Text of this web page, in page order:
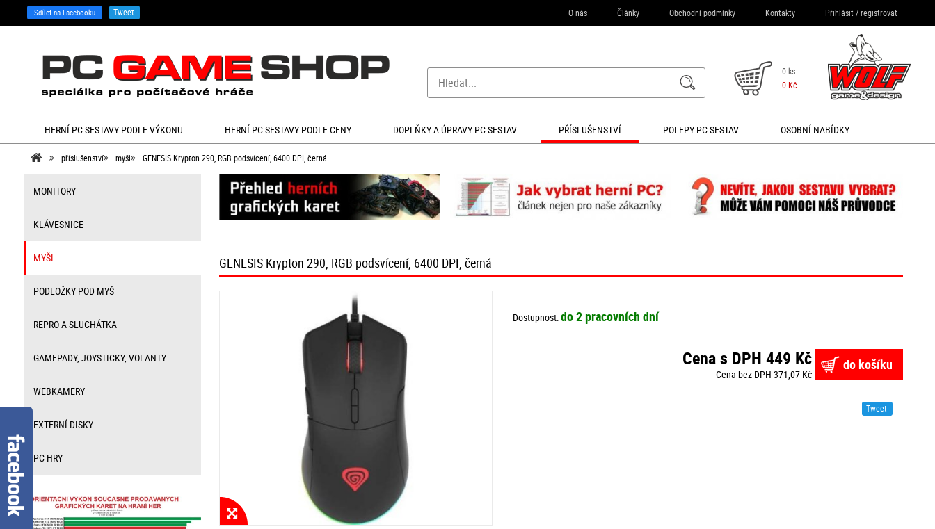
Sdílet na Facebooku Tweet O nás Články Obchodní podmínky Kontakty Přihlásit /registrovat
0 ks
0 Kč
HERNÍ PC SESTAVY PODLE VÝKONU HERNÍ PC SESTAVY PODLE CENY DOPLŇKY A ÚPRAVY PC SESTAV PŘÍSLUŠENSTVÍ POLEPY PC SESTAV OSOBNÍ NABÍDKY
příslušenství myši GENESIS Krypton 290, RGB podsvícení, 6400 DPI, černá
MONITORY
KLÁVESNICE
MYŠI
PODLOŽKY POD MYŠ
REPRO A SLUCHÁTKA
GAMEPADY, JOYSTICKY, VOLANTY
WEBKAMERY
EXTERNÍ DISKY
PC HRY
GENESIS Krypton 290, RGB podsvícení, 6400 DPI, černá
Dostupnost:do 2 pracovních dní
Cena s DPH 449 Kč
Cena bez DPH 371,07 Kč
do košíku
Tweet